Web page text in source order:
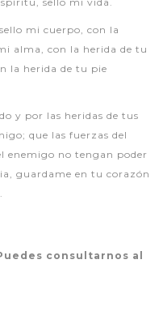
mi cuerpo, con la
alma, con la herida de tu
la herida de tu pie
y por las heridas de tus
que las fuerzas del
enemigo no tengan poder
guardame en tu corazón
consultarnos al